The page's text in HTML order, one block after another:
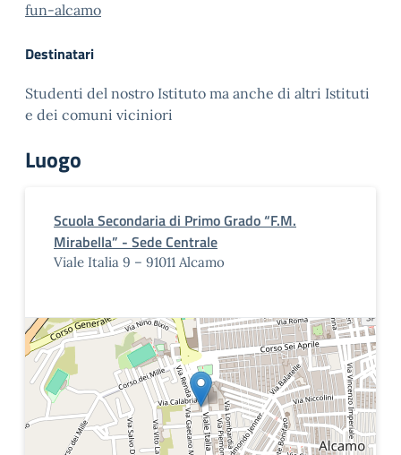
fun-alcamo
Destinatari
Studenti del nostro Istituto ma anche di altri Istituti
e dei comuni viciniori
Luogo
Scuola Secondaria di Primo Grado “F.M.
Mirabella” - Sede Centrale
Viale Italia 9 – 91011 Alcamo